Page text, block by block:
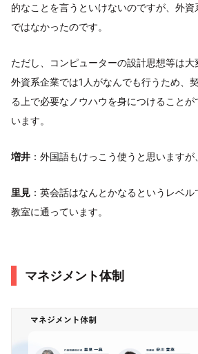
的なことを言うといけないのですが、外資
ではなかったのです。
ただし、コンピューターの設計思想等は大
外資系企業では1人がなんでも行うため、
る上で必要なノウハウを身につけること
います。
増井 ：外国語もけっこう使うと思います
里見 ：英会話はなんとかなるというレベ
教室に通っています。
マネジメント体制